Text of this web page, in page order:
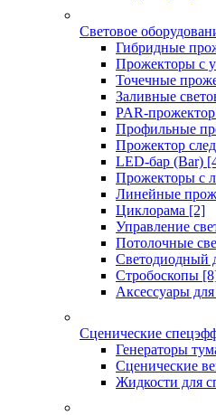
Световое
Гибридные
Прожекторы с
Точечные
Заливные
PAR-прожектор
Профильные
Прожектор
LED-бар (Bar)
Прожекторы с
Линейные
Циклорама [2]
Управление
Потолочные
Светодиодный
Стробоскопы
Аксессуары
Сценические
Генераторы
Сценические
Жидкости для